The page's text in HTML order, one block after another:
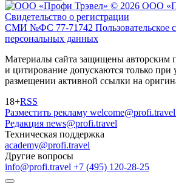
© 2026 ООО
Свидетельство о регистрации
СМИ №ФС 77-71742 Пользовательское
персональных данных
Материалы сайта защищены авторским
и цитирование допускаются только при
размещении активной ссылки на
18+RSS
Разместить рекламу welcome@profi.travel
Редакция news@profi.travel
Техническая поддержка
academy@profi.travel
Другие вопросы
info@profi.travel +7 (495) 120-28-25